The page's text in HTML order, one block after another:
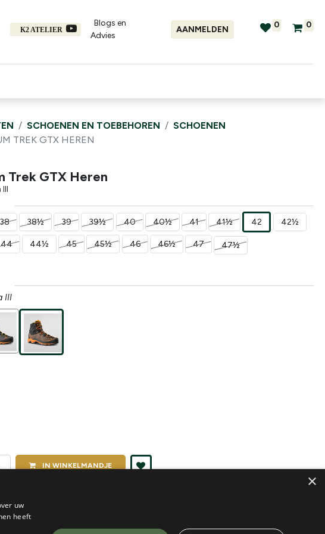
K2 ATELIER
Blogs en
Advies​
AANMELDEN 0 0
SCHOENEN EN TOEBEHOREN
SCHOENEN
TREK GTX HEREN
Trek GTX Heren
38½ 39 39½ 40 40½ 41 41½ 42 42½
44 44½ 45 45½ 46 46½ 47 47½
III
IN WINKELMANDJE
×
uw
heeft